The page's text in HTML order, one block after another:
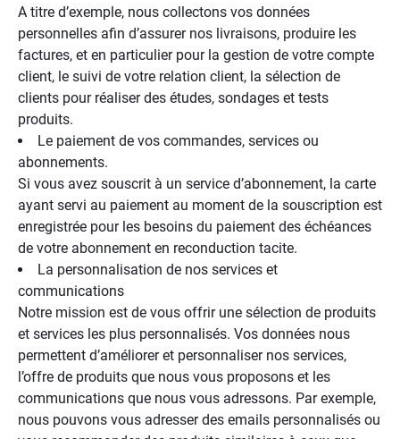
A titre d’exemple, nous collectons vos données
personnelles afin d’assurer nos livraisons, produire les
factures, et en particulier pour la gestion de votre compte
client, le suivi de votre relation client, la sélection de
clients pour réaliser des études, sondages et tests
produits.
Le paiement de vos commandes, services ou
abonnements.
Si vous avez souscrit à un service d’abonnement, la carte
ayant servi au paiement au moment de la souscription est
enregistrée pour les besoins du paiement des échéances
de votre abonnement en reconduction tacite.
La personnalisation de nos services et
communications
Notre mission est de vous offrir une sélection de produits
et services les plus personnalisés. Vos données nous
permettent d’améliorer et personnaliser nos services,
l’offre de produits que nous vous proposons et les
communications que nous vous adressons. Par exemple,
nous pouvons vous adresser des emails personnalisés ou